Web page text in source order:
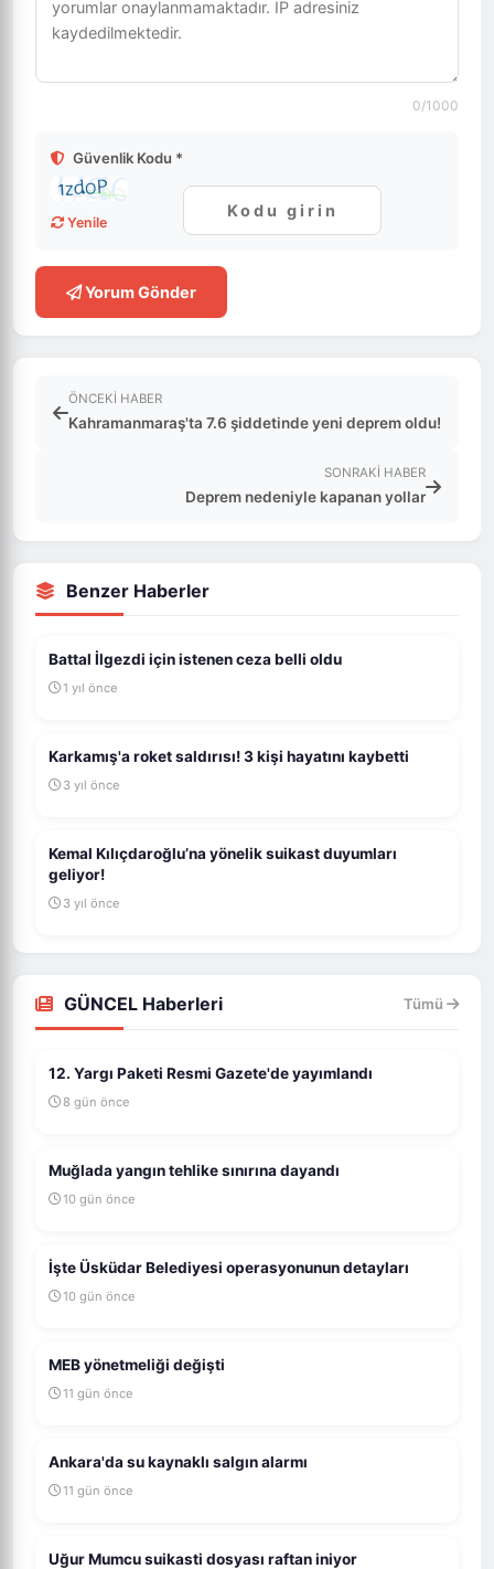
0/1000
Güvenlik Kodu *
Yenile
Yorum Gönder
ÖNCEKI HABER
Kahramanmaraş'ta 7.6 şiddetinde yeni deprem oldu!
SONRAKI HABER
Deprem nedeniyle kapanan yollar
Benzer Haberler
Battal İlgezdi için istenen ceza belli oldu
1 yıl önce
Karkamış'a roket saldırısı! 3 kişi hayatını kaybetti
3 yıl önce
Kemal Kılıçdaroğlu’na yönelik suikast duyumları
geliyor!
3 yıl önce
GÜNCEL Haberleri Tümü
12. Yargı Paketi Resmi Gazete'de yayımlandı
8 gün önce
Muğlada yangın tehlike sınırına dayandı
10 gün önce
İşte Üsküdar Belediyesi operasyonunun detayları
10 gün önce
MEB yönetmeliği değişti
11 gün önce
Ankara'da su kaynaklı salgın alarmı
11 gün önce
Uğur Mumcu suikasti dosyası raftan iniyor